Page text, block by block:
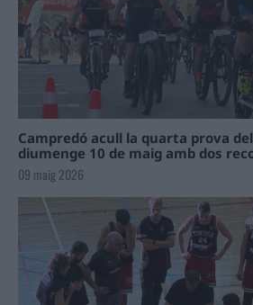
Campredó acull la quarta prova
diumenge 10 de maig amb dos
09 maig 2026